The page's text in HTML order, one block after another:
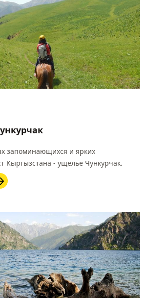
запоминающихся и ярких
Кыргызстана - ущелье Чункурчак.